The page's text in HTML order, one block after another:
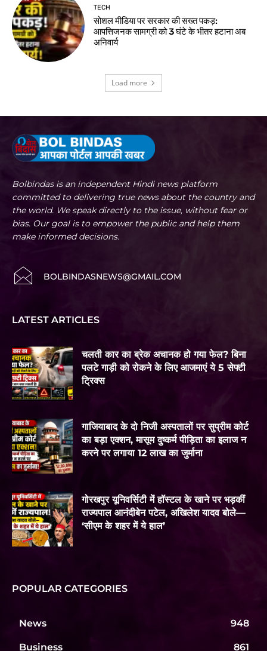
TECH
सोशल मीडिया पर सरकार की सख्त पकड़:
आपत्तिजनक सामग्री को 3 घंटे के भीतर हटाना अब
अनिवार्य
Load more
Bolbindas is an independent Hindi news platform
committed to delivering true news about the country and
the world. We speak directly to the issue, without fear or
bias. Our goal is to empower the public and help them
make informed decisions.
BOLBINDASNEWS@GMAIL.COM
LATEST ARTICLES
चलती कार का ब्रेक अचानक हो गया फेल? बिना
पलटे गाड़ी को रोकने के लिए आजमाएं ये 5 सेफ्टी
ट्रिक्स
गाजियाबाद के दो निजी अस्पतालों पर सुप्रीम कोर्ट
का बड़ा एक्शन, मासूम दुष्कर्म पीड़िता का इलाज न
करने पर लगाया 12 लाख का जुर्माना
गोरखपुर यूनिवर्सिटी में हॉस्टल के खाने पर भड़कीं
राज्यपाल आनंदीबेन पटेल, अखिलेश यादव बोले—
‘सीएम के शहर में ये हाल’
POPULAR CATEGORIES
News 948
Business 861